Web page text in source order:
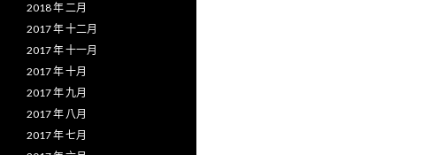
2018 年 二月
2017 年 十二月
2017 年 十一月
2017 年 十月
2017 年 九月
2017 年 八月
2017 年 七月